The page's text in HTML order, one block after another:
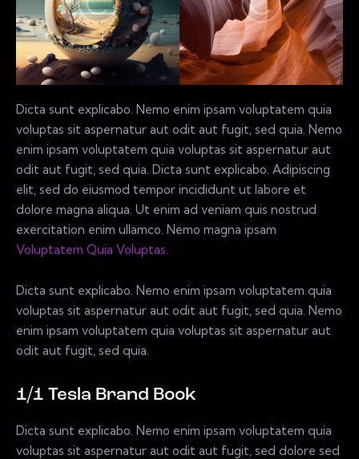
Dicta sunt explicabo. Nemo enim ipsam voluptatem quia
voluptas sit aspernatur aut odit aut fugit, sed quia. Nemo
enim ipsam voluptatem quia voluptas sit aspernatur aut
odit aut fugit, sed quia. Dicta sunt explicabo. Adipiscing
elit, sed do eiusmod tempor incididunt ut labore et
dolore magna aliqua. Ut enim ad veniam quis nostrud
exercitation enim ullamco. Nemo magna ipsam
Voluptatem Quia Voluptas.
Dicta sunt explicabo. Nemo enim ipsam voluptatem quia
voluptas sit aspernatur aut odit aut fugit, sed quia. Nemo
enim ipsam voluptatem quia voluptas sit aspernatur aut
odit aut fugit, sed quia.
1/1 Tesla Brand Book
Dicta sunt explicabo. Nemo enim ipsam voluptatem quia
voluptas sit aspernatur aut odit aut fugit, sed dolore sed